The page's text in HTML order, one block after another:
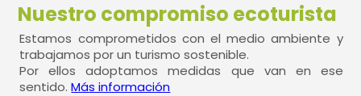
Nuestro compromiso ecoturista
Estamos comprometidos con el medio ambiente y
trabajamos por un turismo sostenible.
Por ellos adoptamos medidas que van en ese
sentido.Más información